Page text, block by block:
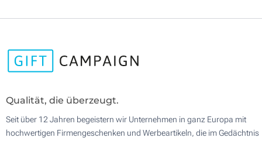
Qualität, die überzeugt.
Seit über 12 Jahren begeistern wir Unternehmen in ganz Europa mit
hochwertigen Firmengeschenken und Werbeartikeln, die im Gedächtnis